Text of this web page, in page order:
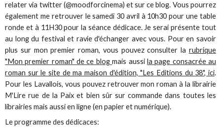
relater via twitter (@moodforcinema) et sur ce blog. Vous pourrez
également me retrouver le samedi 30 avril à 10h30 pour une table
ronde et à 11H30 pour la séance dédicace. Je serai présente tout
au long du festival et ravie d'échanger avec vous. Pour en savoir
plus sur mon premier roman, vous pouvez consulter la rubrique
"Mon premier roman" de ce blogmais aussi la page consacrée au
roman sur le site de ma maison d'édition, "Les Editions du 38", ici.
Pour les Lavallois, vous pouvez retrouver mon roman à la librairie
M'Lire rue de la Paix et bien sûr sur commande dans toutes les
librairies mais aussi en ligne (en papier et numérique).
Le programme des dédicaces: